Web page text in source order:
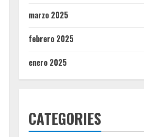
marzo 2025
febrero 2025
enero 2025
CATEGORIES